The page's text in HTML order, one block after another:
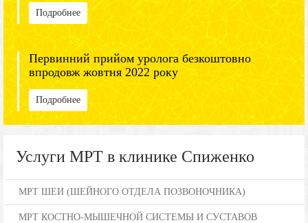
Подробнее
Первинний прийом уролога безкоштовно
впродовж жовтня 2022 року
Подробнее
Услуги МРТ в клинике Спиженко
МРТ ШЕИ (ШЕЙНОГО ОТДЕЛА ПОЗВОНОЧНИКА)
МРТ КОСТНО-МЫШЕЧНОЙ СИСТЕМЫ И СУСТАВОВ